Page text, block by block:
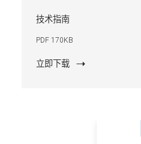
技术指南
PDF 170KB
立即下载